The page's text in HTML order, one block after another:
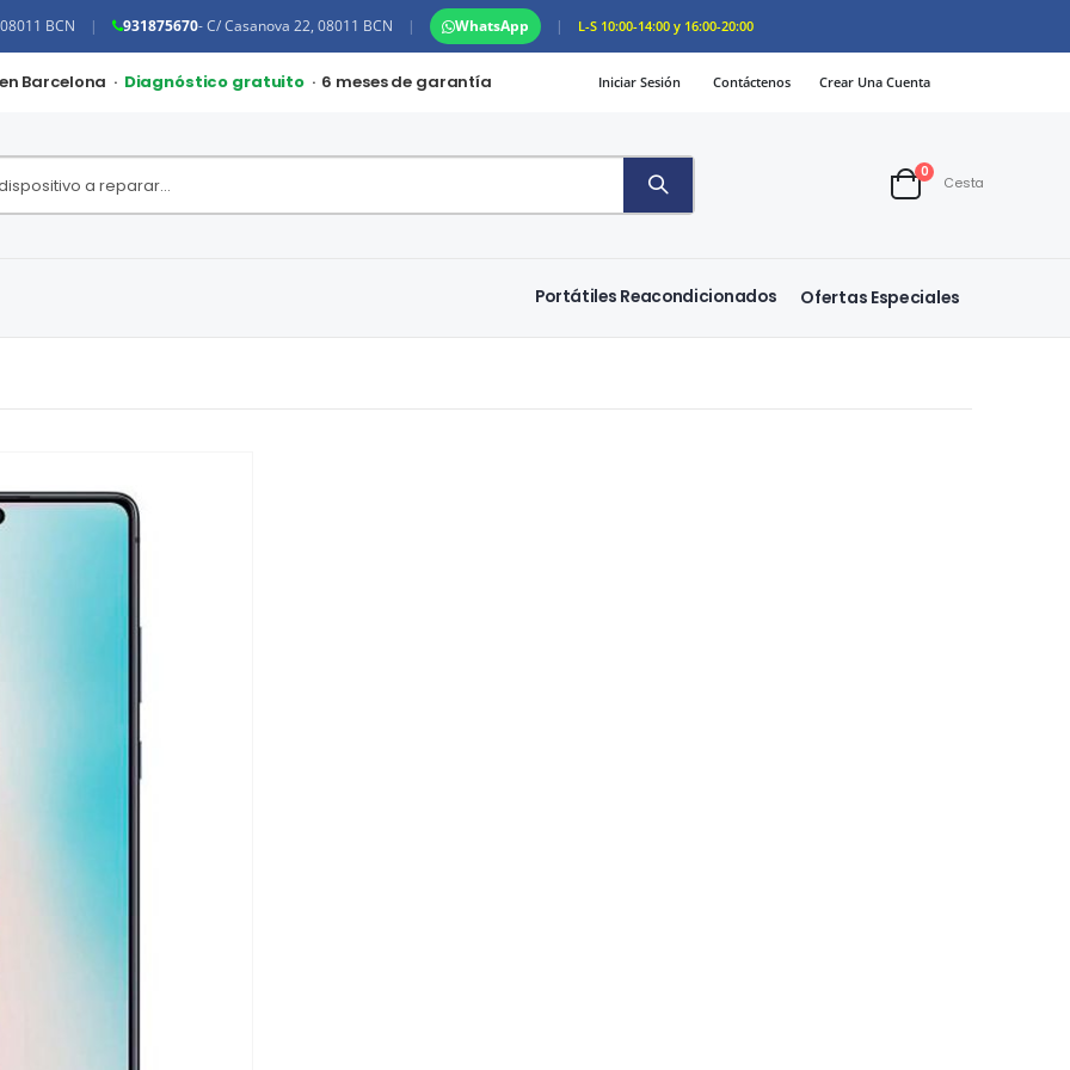
BCN | 931875670- C/ Casanova 22, 08011 BCN | WhatsApp | L-S 10:00-14:00 y 16:00-20:00
Barcelona · Diagnóstico gratuito · 6 meses de garantía Iniciar Sesión Contáctenos Crear Una Cuenta
Cart
0artículos
Cesta
Portátiles Reacondicionados Ofertas Especiales